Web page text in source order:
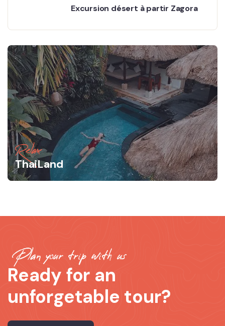
Excursion désert à partir Zagora
Relax
ThaiLand
Plan your trip with us
Ready for an
unforgetable tour?